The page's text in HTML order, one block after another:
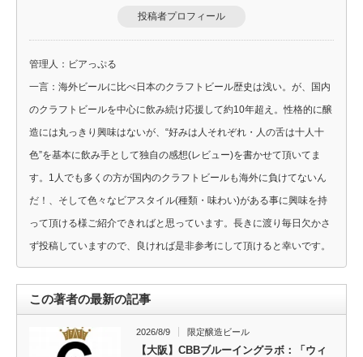
投稿者プロフィール
管理人：ビアっぷる
一言：海外ビールに比べ日本のクラフトビール歴史は浅い。が、国内
のクラフトビールを中心に飲み続け応援して約10年超え。性格的に醸
造には丸っきり興味はないが、“好みは人それぞれ・人の舌は十人十
色”を基本に飲み手として独自の感想(レビュー)を書かせて頂いてま
す。1人でも多くの方が国内のクラフトビールも海外に負けてないん
だ！、そして色々なビアスタイル(種類・味わい)がある事に興味を持
って頂ける様ご紹介できればと思っています。長きに渡り毎日欠かさ
ず投稿していますので、良ければ是非参考にして頂けると幸いです。
この著者の最新の記事
2026/8/9 限定醸造ビール
【大阪】CBBブルーイングラボ：「ウィ